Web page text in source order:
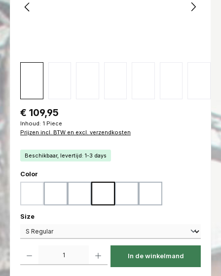
Normale prijs:
€ 109,95
Inhoud: 1 Piece
Prijzen incl. BTW en excl. verzendkosten
Beschikbaar, levertijd: 1-3 days
Selecteer
Color
Selecteer
Size
Producthoeveelheid: Voer de gewenste hoeveelheid in of gebruik de
In de winkelmand